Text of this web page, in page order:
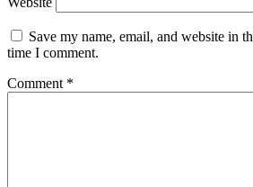
Save my name, email, and website in
time I comment.
Comment *